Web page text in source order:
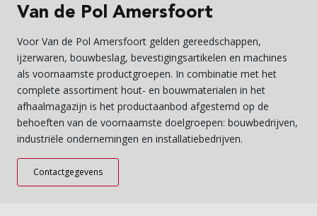
Van de Pol Amersfoort
Voor Van de Pol Amersfoort gelden gereedschappen,
ijzerwaren, bouwbeslag, bevestigingsartikelen en machines
als voornaamste productgroepen. In combinatie met het
complete assortiment hout- en bouwmaterialen in het
afhaalmagazijn is het productaanbod afgestemd op de
behoeften van de voornaamste doelgroepen: bouwbedrijven,
industriële ondernemingen en installatiebedrijven.
Contactgegevens